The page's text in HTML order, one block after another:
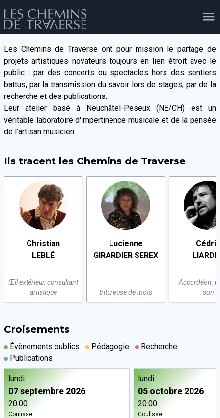
agenda personnes projets shop
email facebook soutien
publics
Les Chemins de Traverse ont pour mission le partage de
projets artistiques novateurs toujours en lien étroit avec le
public : par des concerts ou spectacles hors des sentiers
battus, par la transmission du savoir lors de stages, par de la
recherche et des publications.
Leur atelier basé à Neuchâtel-Peseux (NE/CH) est un
véritable laboratoire d'impertinence musicale et de la pensée
de l'artisan musicien.
Ils tracent les Chemins de Traverse
Christian
LEBLÉ
Œil extérieur, consultant
artistique
Lucienne
GIRARDIER SEREX
tritureuse de mots
Cédric
Accordéon,
son
Croisements
Évènements publics Pédagogie
Recherche
Publications
lundi
07 septembre 2026
20:00
Coulisse
lundi
05 octobre 2026
20:00
Coulisse